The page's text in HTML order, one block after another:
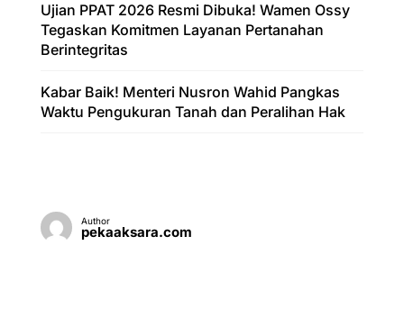
Ujian PPAT 2026 Resmi Dibuka! Wamen Ossy
Tegaskan Komitmen Layanan Pertanahan
Berintegritas
Kabar Baik! Menteri Nusron Wahid Pangkas
Waktu Pengukuran Tanah dan Peralihan Hak
Author
pekaaksara.com